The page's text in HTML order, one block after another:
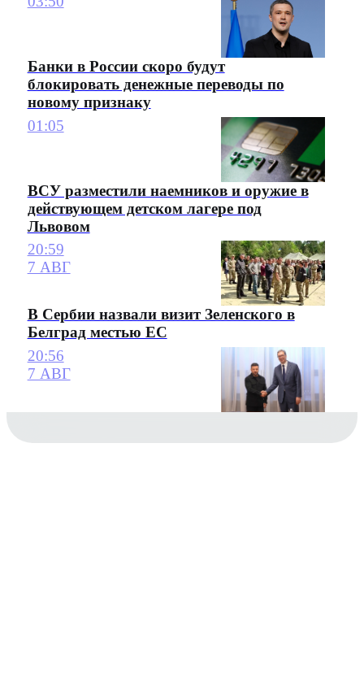
Банки в России скоро будут
блокировать денежные переводы по
новому признаку
01:05
ВСУ разместили наемников и оружие в
действующем детском лагере под
Львовом
20:59
7 АВГ
В Сербии назвали визит Зеленского в
Белград местью ЕС
20:56
7 АВГ